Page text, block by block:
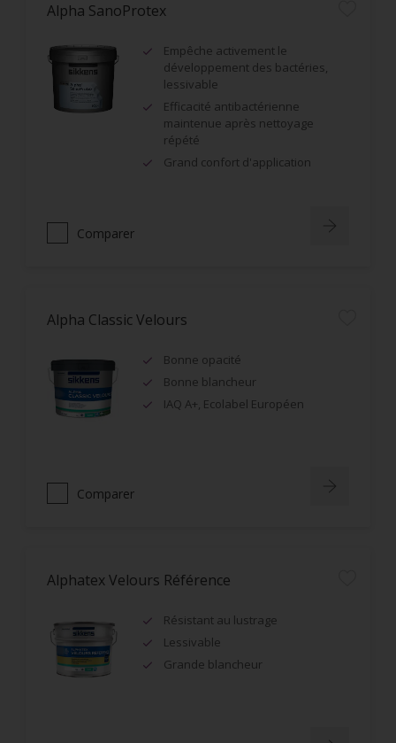
Alpha SanoProtex
Empêche activement le
développement des bactéries,
lessivable
Efficacité antibactérienne
maintenue après nettoyage
répété
Grand confort d'application
Comparer
Alpha Classic Velours
Bonne opacité
Bonne blancheur
IAQ A+, Ecolabel Européen
Comparer
Alphatex Velours Référence
Résistant au lustrage
Lessivable
Grande blancheur